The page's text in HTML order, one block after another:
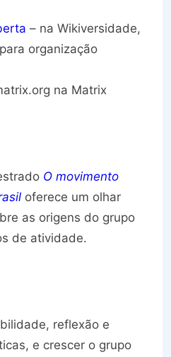
– na Wikiversidade,
organização
na Matrix
O movimento
oferece um olhar
as origens do grupo
de atividade.
reflexão e
e crescer o grupo